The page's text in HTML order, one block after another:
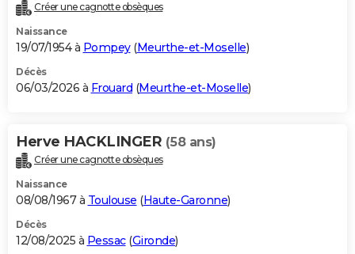
Destinations
City break
Voyage nature
Voyage de noces
Forum
Climat
+PHOTO
GUIDES D'ACHAT
BONS PLANS
Carte de Noël
Carte Bonne année
Carte Saint-Valentin
Carte Pâques
Carte d'anniversaire
DICTIONNAIRE
Dictionnaire
Biographies
Citations
Expressions
Proverbes
PROGRAMME TV
S'inscrire
Se connecter
Lycées
Collèges
Primaires
Universités
Entreprises
Service militaire
Avis de recherche
AVIS DE DÉCÈS
Créer une cagnotte obsèques
Naissance
19/07/1954 à Pompey(Meurthe-et-Moselle)
Décès
06/03/2026 à Frouard (Meurthe-et-Moselle)
Herve HACKLINGER (58 ans)
Créer une cagnotte obsèques
Naissance
08/08/1967 à Toulouse (Haute-Garonne)
Décès
12/08/2025 à Pessac(Gironde)